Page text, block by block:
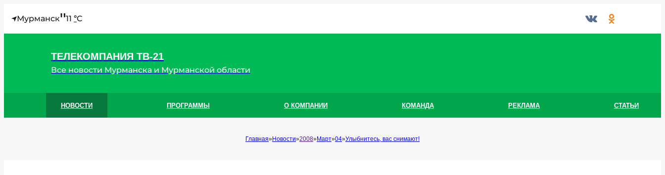
Мурманск"11 °C
ТЕЛЕКОМПАНИЯ ТВ-21
Все новости Мурманска и Мурманской области
НОВОСТИ ПРОГРАММЫ О КОМПАНИИ КОМАНДА РЕКЛАМА СТАТЬИ
Главная Новости 2008 Март 04 Улыбнитесь, вас снимают!